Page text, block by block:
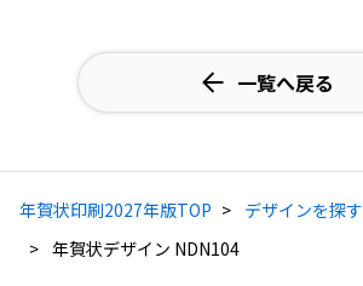
一覧へ戻る
年賀状印刷2027年版TOP
デザインを探す
年賀状デザイン NDN104